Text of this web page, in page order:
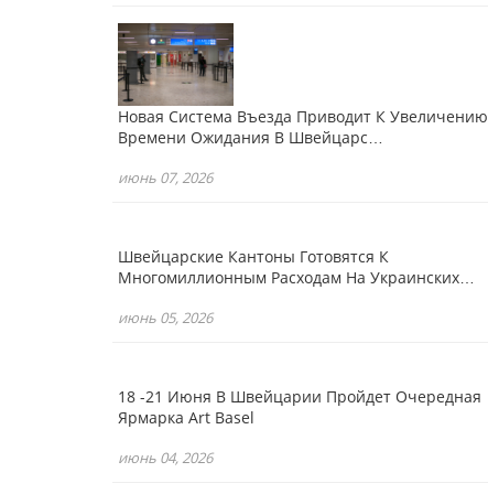
Новая Система Въезда Приводит К Увеличению
Времени Ожидания В Швейцарс…
июнь 07, 2026
Швейцарские Кантоны Готовятся К
Многомиллионным Расходам На Украинских…
июнь 05, 2026
18 -21 Июня В Швейцарии Пройдет Очередная
Ярмарка Art Basel
июнь 04, 2026